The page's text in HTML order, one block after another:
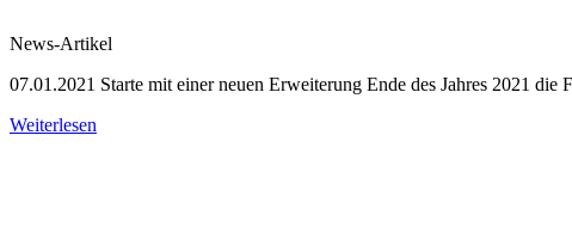
News-Artikel
07.01.2021 Starte mit einer neuen Erweiterung Ende des Jahres 2021
Weiterlesen